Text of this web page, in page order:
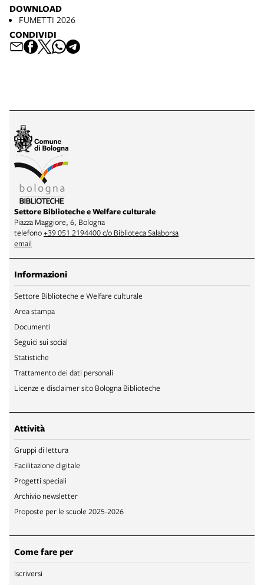
DOWNLOAD
FUMETTI 2026
CONDIVIDI
Settore Biblioteche e Welfare culturale
Piazza Maggiore, 6, Bologna
telefono+39 051 2194400 c/o Biblioteca Salaborsa
email
Informazioni
Settore Biblioteche e Welfare culturale
Area stampa
Documenti
Seguici sui social
Statistiche
Trattamento dei dati personali
Licenze e disclaimer sito Bologna Biblioteche
Attività
Gruppi di lettura
Facilitazione digitale
Progetti speciali
Archivio newsletter
Proposte per le scuole 2025-2026
Come fare per
Iscriversi